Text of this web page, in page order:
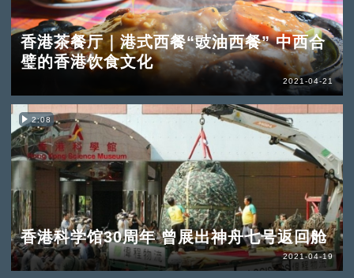
香港茶餐厅｜港式西餐“豉油西餐” 中西合
璧的香港饮食文化
2021-04-21
2:08
香港科学馆30周年 曾展出神舟七号返回舱
2021-04-19